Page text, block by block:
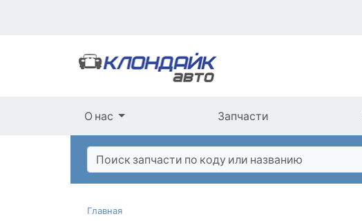
О нас Запчасти
Главная